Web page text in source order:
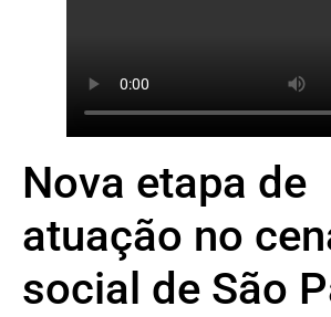
Nova etapa de
atuação no
social de São